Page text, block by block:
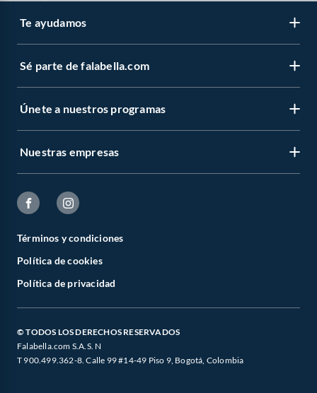
Te ayudamos
Sé parte de falabella.com
Únete a nuestros programas
Nuestras empresas
Términos y condiciones
Política de cookies
Política de privacidad
© TODOS LOS DERECHOS RESERVADOS
Falabella.com S.A.S. N
T 900.499.362-8. Calle 99 #14-49 Piso 9, Bogotá, Colombia